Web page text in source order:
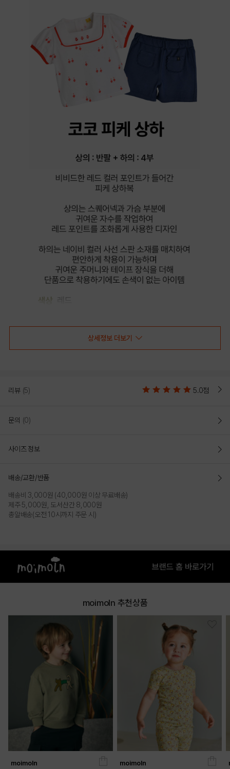
PRODUCT VIEW
상세정보 더보기
리뷰 (5) 5.0점
문의 (0)
사이즈 정보
배송/교환/반품
배송비 3,000원 (40,000원 이상 무료배송)
제주 5,000원, 도서산간 8,000원
총알배송(오전 10시까지 주문 시)
moimoln 추천상품
moimoln
moimoln